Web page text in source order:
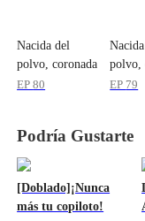
Nacida del
polvo, coronada
por el poder
EP80
polvo,
por el
EP 79
Podría Gustarte
[Doblado]¡Nunca
más tu copiloto!